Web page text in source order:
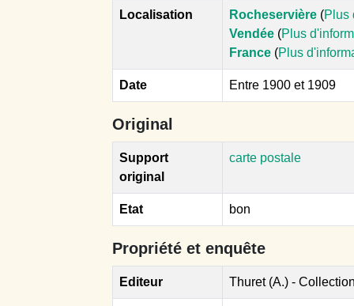
Localisation Rocheservière (Plus
Vendée (Plus
France (Plus
Date Entre 1900 et 1909
Original
Support
original
carte postale
Etat bon
Propriété et enquête
Editeur Thuret (A.) -